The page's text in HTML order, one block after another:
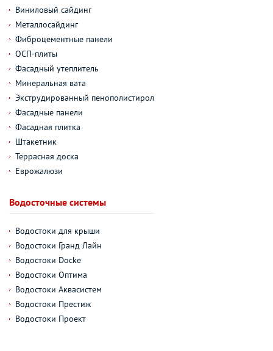
Виниловый сайдинг
Металлосайдинг
Фиброцементные панели
ОСП-плиты
Фасадный утеплитель
Минеральная вата
Экструдированный пенополистирол
Фасадные панели
Фасадная плитка
Штакетник
Террасная доска
Еврожалюзи
Водосточные системы
Водостоки для крыши
Водостоки Гранд Лайн
Водостоки Docke
Водостоки Оптима
Водостоки Аквасистем
Водостоки Престиж
Водостоки Проект